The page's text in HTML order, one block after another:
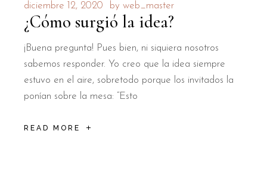
diciembre 12, 2020 by web_master
¿Cómo surgió la idea?
¡Buena pregunta! Pues bien, ni siquiera nosotros
sabemos responder. Yo creo que la idea siempre
estuvo en el aire, sobretodo porque los invitados la
ponían sobre la mesa: “Esto
READ MORE